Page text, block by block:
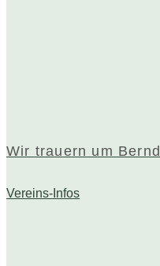
Wir trauern um Bernd
Vereins-Infos